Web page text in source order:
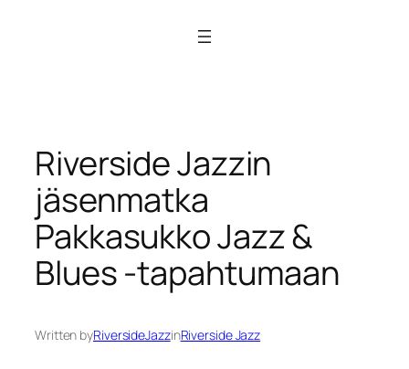
Riverside Jazzin
jäsenmatka
Pakkasukko Jazz &
Blues -tapahtumaan
Written byRiversideJazzinRiverside Jazz